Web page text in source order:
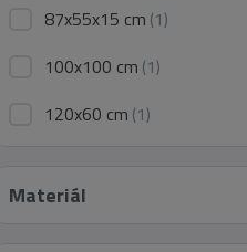
87x55x15 cm (1)
100x100 cm (1)
120x60 cm (1)
Materiál